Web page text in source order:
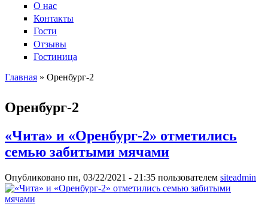
О нас
Контакты
Гости
Отзывы
Гостиница
Главная » Оренбург-2
Оренбург-2
«Чита» и «Оренбург-2» отметились
семью забитыми мячами
Опубликовано пн, 03/22/2021 - 21:35 пользователем siteadmin